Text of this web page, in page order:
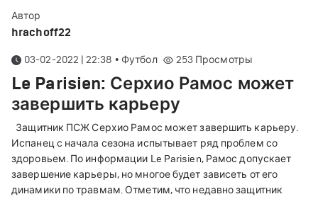
Автор
hrachoff22
03-02-2022 | 22:38 • Футбол 253 Просмотры
Le Parisien: Серхио Рамос может
завершить карьеру
Защитник ПСЖ Серхио Рамос может завершить карьеру.
Испанец с начала сезона испытывает ряд проблем со
здоровьем. По информации Le Parisien, Рамос допускает
завершение карьеры, но многое будет зависеть от его
динамики по травмам. Отметим, что недавно защитник